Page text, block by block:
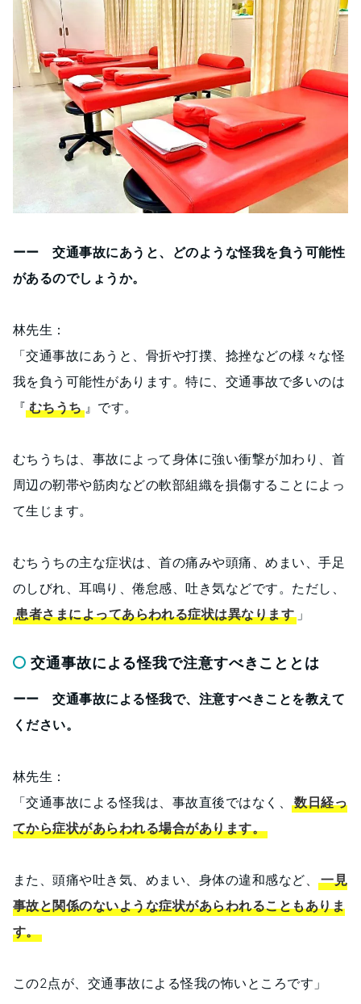
ーー 交通事故にあうと、どのような怪我を負う可能性
があるのでしょうか。
林先生：
「交通事故にあうと、骨折や打撲、捻挫などの様々な怪
我を負う可能性があります。特に、交通事故で多いのは
『むちうち』です。
むちうちは、事故によって身体に強い衝撃が加わり、首
周辺の靭帯や筋肉などの軟部組織を損傷することによっ
て生じます。
むちうちの主な症状は、首の痛みや頭痛、めまい、手足
のしびれ、耳鳴り、倦怠感、吐き気などです。ただし、
患者さまによってあらわれる症状は異なります 」
交通事故による怪我で注意すべきこととは
ーー 交通事故による怪我で、注意すべきことを教えて
ください。
林先生：
「交通事故による怪我は、事故直後ではなく、数日経っ
てから症状があらわれる場合があります。
また、頭痛や吐き気、めまい、身体の違和感など、一見
事故と関係のないような症状があらわれることもありま
す。
この2点が、交通事故による怪我の怖いところです」